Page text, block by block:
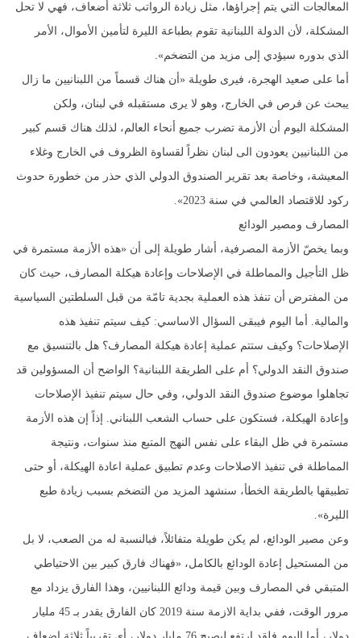
المعالجات التي يتم إجراؤها، مثل زيادة الرواتب ثلاثة أضعاف، فهي لا تحل
المشكلة، لأن الدولة اللبنانية تقوم بطباعة الليرة لتأمين الأموال، الأمر
الذي بدوره سيؤدي إلى مزيد من التضخم».
أما على صعيد الهجرة، فيرى طويلة «أن هناك قسماً من اللبنانيين ما زال
يبحث عن فرص في الخارج، وهو لا يرى مستقبله في لبنان، ولكن
المشكلة اليوم أن الأزمة تضرب جميع أنحاء العالم، لذلك هناك قسم كبير
من اللبنانيين يعودون الى لبنان نظراً لقساوة الظروف في الخارج وغلاء
المعيشة، وخاصة بعد تقرير الصندوق الدولي الذي حذر من خطورة حدوث
ركود للاقتصاد العالمي في سنة 2023».
المصارف ومصير الودائع
وبما يخصّ الأزمة المصرفية، أشار طويلة إلى أن «هذه الأزمة مستمرة في
ظل التأجيل والمماطلة في الإصلاحات وإعادة هيكلة المصارف، حيث كان
من المفترض أن تنفذ هذه العملية بجدية تامّة من قبل السلطتين السياسية
والمالية. أما اليوم فيبقى السؤال الاساسي: كيف سيتم تنفيذ هذه
الإصلاحات؟ وكيف ستتم عملية إعادة هيكلة المصارف؟ هل بالتنسيق مع
صندوق النقد الدولي؟ أم على الطريقة اللبنانية؟ الواضح أن المسؤولين قد
تجاهلوا موضوع صندوق النقد الدولي، وفي حال سيتم تنفيذ الإصلاحات
وإعادة الهيكلة، فستكون على حساب الشعب اللبناني. إذاً إن هذه الأزمة
مستمرة في ظل البقاء على نفس النهج المتبع منذ سنوات، ونتيجة
المماطلة في تنفيذ الاصلاحات وعدم تطبيق عملية اعادة الهيكلة، أو حتى
تطبيقها بالطريقة الخطأ، سنشهد المزيد من التضخم بسبب زيادة طبع
الليرة».
وعن مصير الودائع، لم يكن طويلة متفائلاً، فبالنسبة له من الصعب، لا بل
من المستحيل إعادة الودائع بالكامل، «فهناك فارق كبير بين الاحتياطي
المتبقي في المصارف وبين قيمة ودائع اللبنانيين، وهذا الفارق يزداد مع
مرور الوقت، ففي بداية الازمة سنة 2019 كان الفارق يقدر بـ 45 مليار